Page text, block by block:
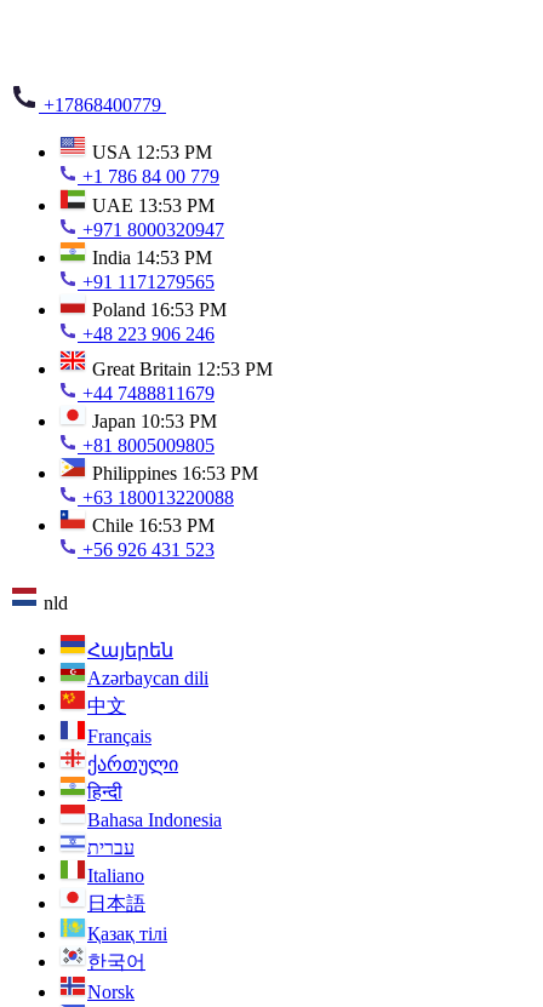
+17868400779
USA 12:53 PM
+1 786 84 00 779
UAE 13:53 PM
+971 8000320947
India 14:53 PM
+91 1171279565
Poland 16:53 PM
+48 223 906 246
Great Britain 12:53 PM
+44 7488811679
Japan 10:53 PM
+81 8005009805
Philippines 16:53 PM
+63 180013220088
Chile 16:53 PM
+56 926 431 523
nld
Հայերեն
Azərbaycan dili
中文
Français
ქართული
हिन्दी
Bahasa Indonesia
עברית
Italiano
日本語
Қазақ тілі
한국어
Norsk